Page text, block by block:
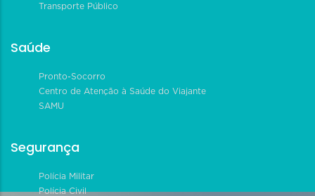
Transporte Público
Saúde
Pronto-Socorro
Centro de Atenção à Saúde do Viajante
SAMU
Segurança
Polícia Militar
Polícia Civil